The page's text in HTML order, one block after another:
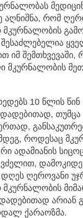
აღნიშნა, რომ
იმ შემთხვევაში,
მკურნალობის
10 წლის
დადებითად,
როდესაც
ადამიანის
ღეროვანი
მკურნალობის
არიან
ქარაოზმა.